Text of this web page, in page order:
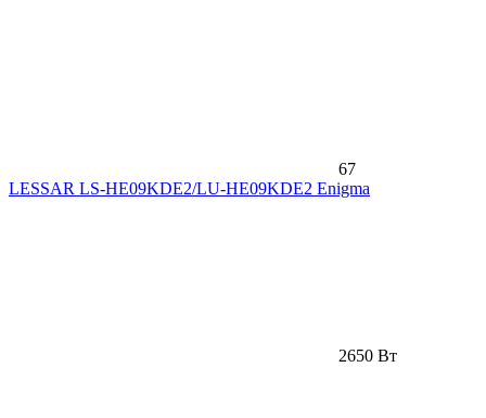
67
LESSAR LS-HE09KDE2/LU-HE09KDE2 Enigma
2650 Вт